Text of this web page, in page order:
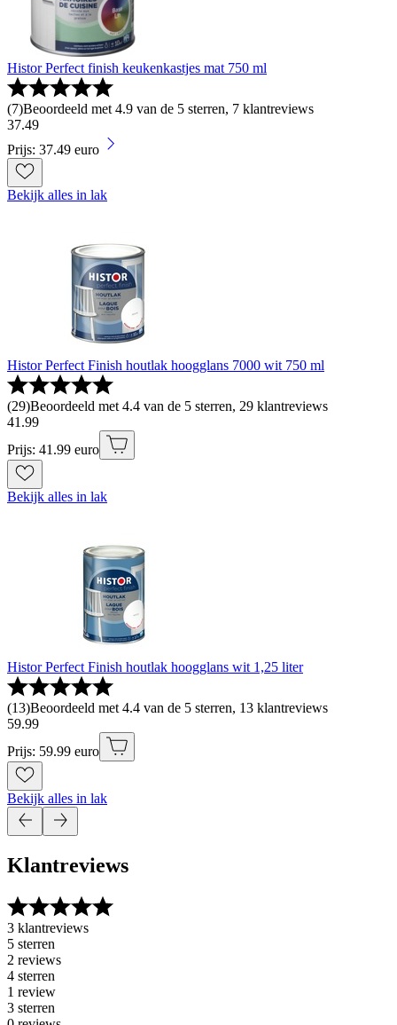
Histor Perfect finish keukenkastjes mat 750 ml
(7)Beoordeeld met 4.9 van de 5 sterren, 7 klantreviews
37.49
Prijs: 37.49 euro
Bekijk alles in lak
Histor Perfect Finish houtlak hoogglans 7000 wit 750 ml
(29)Beoordeeld met 4.4 van de 5 sterren, 29 klantreviews
41 .99
Prijs: 41.99 euro
Bekijk alles in lak
Histor Perfect Finish houtlak hoogglans wit 1,25 liter
(13)Beoordeeld met 4.4 van de 5 sterren, 13 klantreviews
59.99
Prijs: 59.99 euro
Bekijk alles in lak
Klantreviews
3 klantreviews
5 sterren
2 reviews
4 sterren
1 review
3 sterren